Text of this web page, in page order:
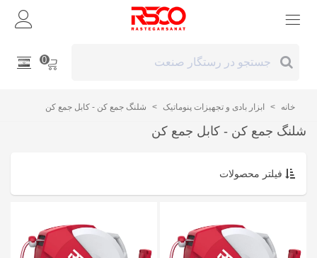
0
خانه > ابزار بادی و تجهیزات پنوماتیک > شلنگ جمع کن - کابل جمع کن
شلنگ جمع کن - کابل جمع کن
فیلتر محصولات